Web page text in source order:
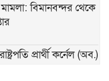
বিমানবন্দর থেকে
প্রার্থী কর্নেল (অব.)